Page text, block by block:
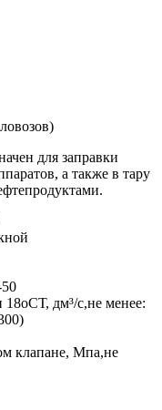
для заправки
а также в тару
18оСТ, дм³/с,не менее:
клапане, Мпа,не